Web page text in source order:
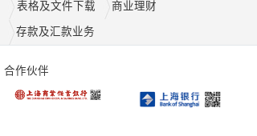
表格及文件下载 商业理财
存款及汇款业务
合作伙伴